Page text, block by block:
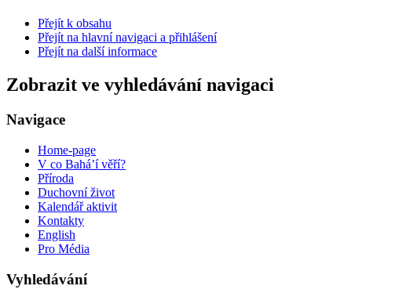
Přejít k obsahu
Přejít na hlavní navigaci a přihlášení
Přejít na další informace
Zobrazit ve vyhledávání navigaci
Navigace
Home-page
V co Bahá’í věří?
Příroda
Duchovní život
Kalendář aktivit
Kontakty
English
Pro Média
Vyhledávání